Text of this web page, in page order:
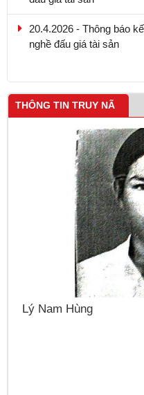
20.4.2026 - Thông báo
nghề đấu giá tài sản
THÔNG TIN TRUY NÃ